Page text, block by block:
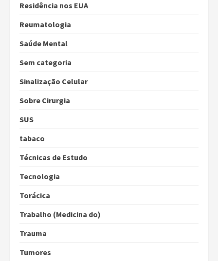
Residência nos EUA
Reumatologia
Saúde Mental
Sem categoria
Sinalização Celular
Sobre Cirurgia
SUS
tabaco
Técnicas de Estudo
Tecnologia
Torácica
Trabalho (Medicina do)
Trauma
Tumores